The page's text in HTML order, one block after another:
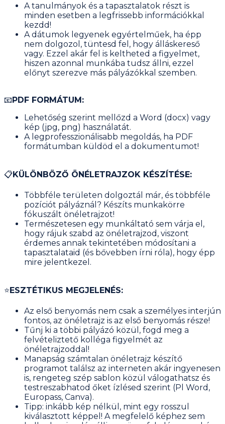
A tanulmányok és a tapasztalatok részt is
minden esetben a legfrissebb információkkal
kezdd!
A dátumok legyenek egyértelműek, ha épp
nem dolgozol, tüntesd fel, hogy álláskereső
vagy. Ezzel akár fel is keltheted a figyelmet,
hiszen azonnal munkába tudsz állni, ezzel
előnyt szerezve más pályázókkal szemben.
📧PDF FORMÁTUM:
Lehetőség szerint mellőzd a Word (docx) vagy
kép (jpg, png) használatát.
A legprofesszionálisabb megoldás, ha PDF
formátumban küldöd el a dokumentumot!
📋KÜLÖNBÖZŐ ÖNÉLETRAJZOK KÉSZÍTÉSE:
Többféle területen dolgoztál már, és többféle
pozíciót pályáznál? Készíts munkakörre
fókuszált önéletrajzot!
Természetesen egy munkáltató sem várja el,
hogy rájuk szabd az önéletrajzod, viszont
érdemes annak tekintetében módosítani a
tapasztalataid (és bővebben írni róla), hogy épp
mire jelentkezel.
⭐️ESZTÉTIKUS MEGJELENÉS:
Az első benyomás nem csak a személyes interjún
fontos, az önéletrajz is az első benyomás része!
Tűnj ki a többi pályázó közül, fogd meg a
felvételiztető kolléga figyelmét az
önéletrajzoddal!
Manapság számtalan önéletrajz készítő
programot találsz az interneten akár ingyenesen
is, rengeteg szép sablon közül válogathatsz és
testreszabhatod őket ízlésed szerint (Pl Word,
Europass, Canva).
Tipp: inkább kép nélkül, mint egy rosszul
kiválasztott képpel! A megfelelő képhez sem